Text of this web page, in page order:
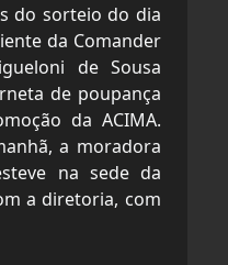
do sorteio do dia
da Comander
de Sousa
de poupança
da ACIMA.
a moradora
na sede da
a diretoria, com